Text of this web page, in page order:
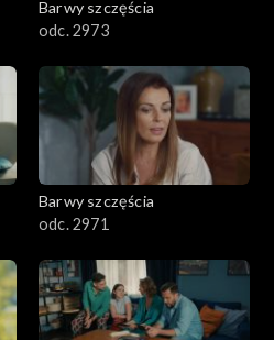
Barwy szczęścia
odc. 2973
Barwy szczęścia
odc. 2971